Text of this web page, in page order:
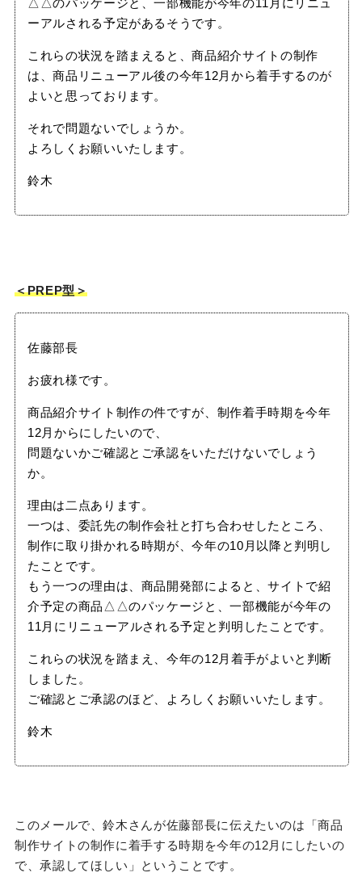
△△のパッケージと、一部機能が今年の11月にリニュ
ーアルされる予定があるそうです。
これらの状況を踏まえると、商品紹介サイトの制作
は、商品リニューアル後の今年12月から着手するのが
よいと思っております。
それで問題ないでしょうか。
よろしくお願いいたします。
鈴木
＜PREP型＞
佐藤部長
お疲れ様です。
商品紹介サイト制作の件ですが、制作着手時期を今年
12月からにしたいので、
問題ないかご確認とご承認をいただけないでしょう
か。
理由は二点あります。
一つは、委託先の制作会社と打ち合わせしたところ、
制作に取り掛かれる時期が、今年の10月以降と判明し
たことです。
もう一つの理由は、商品開発部によると、サイトで紹
介予定の商品△△のパッケージと、一部機能が今年の
11月にリニューアルされる予定と判明したことです。
これらの状況を踏まえ、今年の12月着手がよいと判断
しました。
ご確認とご承認のほど、よろしくお願いいたします。
鈴木
このメールで、鈴木さんが佐藤部長に伝えたいのは「商品
制作サイトの制作に着手する時期を今年の12月にしたいの
で、承認してほしい」ということです。